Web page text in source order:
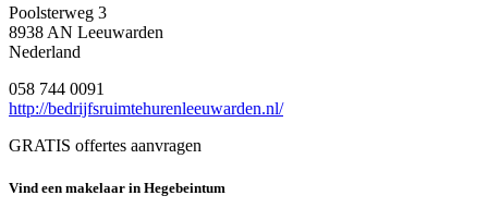
Poolsterweg 3
8938 AN Leeuwarden
Nederland
058 744 0091
http://bedrijfsruimtehurenleeuwarden.nl/
GRATIS offertes aanvragen
Vind een makelaar in Hegebeintum